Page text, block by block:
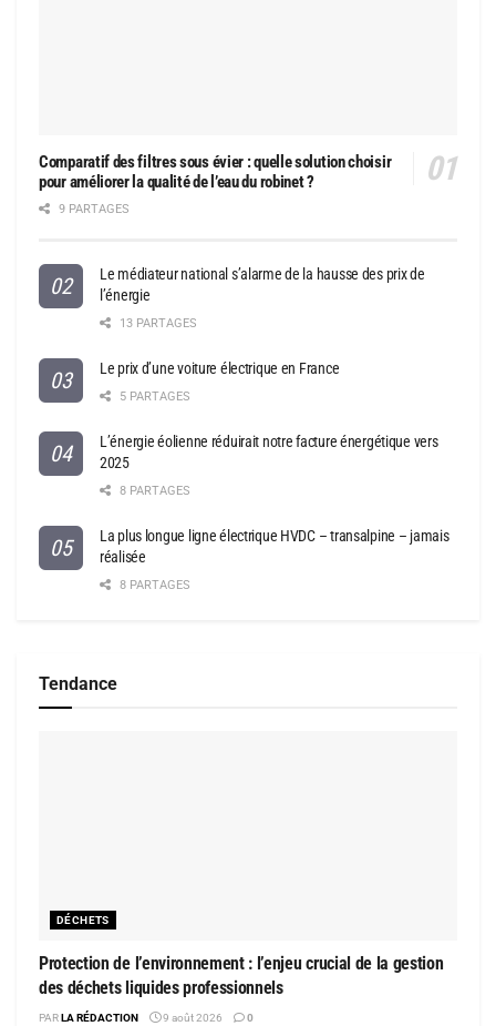
Comparatif des filtres sous évier : quelle solution choisir
pour améliorer la qualité de l’eau du robinet ?
9 PARTAGES
Le médiateur national s’alarme de la hausse des prix de
l’énergie
13 PARTAGES
Le prix d’une voiture électrique en France
5 PARTAGES
L’énergie éolienne réduirait notre facture énergétique vers
2025
8 PARTAGES
La plus longue ligne électrique HVDC – transalpine – jamais
réalisée
8 PARTAGES
Tendance
DÉCHETS
Protection de l’environnement : l’enjeu crucial de la gestion
des déchets liquides professionnels
PAR LA RÉDACTION 9 août 2026 0